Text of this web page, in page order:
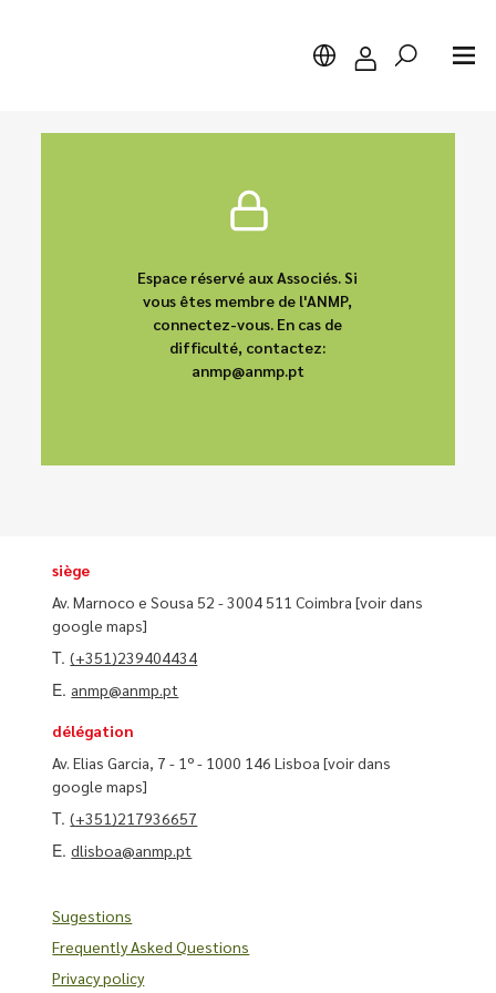
Espace réservé aux Associés. Si
vous êtes membre de l'ANMP,
connectez-vous. En cas de
difficulté, contactez:
anmp@anmp.pt
siège
Av. Marnoco e Sousa 52 - 3004 511 Coimbra[voir dans
google maps]
T.(+351)239404434
E. anmp@anmp.pt
délégation
Av. Elias Garcia, 7 - 1º - 1000 146 Lisboa[voir dans
google maps]
T.(+351)217936657
E.dlisboa@anmp.pt
Sugestions
Frequently Asked Questions
Privacy policy